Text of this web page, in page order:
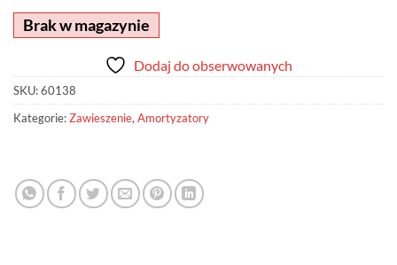
Brak w magazynie
Dodaj do obserwowanych
SKU:60138
Kategorie:Zawieszenie,Amortyzatory